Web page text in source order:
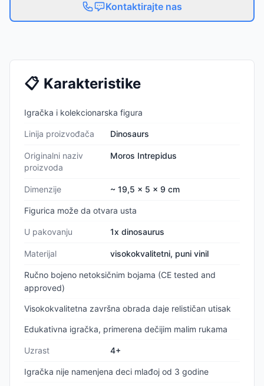
Kontaktirajte nas
📋 Karakteristike
Igračka i kolekcionarska figura
Linija proizvođača Dinosaurs
Originalni naziv
proizvoda
Moros Intrepidus
Dimenzije ~ 19,5 x 5 x 9 cm
Figurica može da otvara usta
U pakovanju 1x dinosaurus
Materijal visokokvalitetni, puni vinil
Ručno bojeno netoksičnim bojama (CE tested and
approved)
Visokokvalitetna završna obrada daje relističan utisak
Edukativna igračka, primerena dečijim malim rukama
Uzrast 4+
Igračka nije namenjena deci mlađoj od 3 godine